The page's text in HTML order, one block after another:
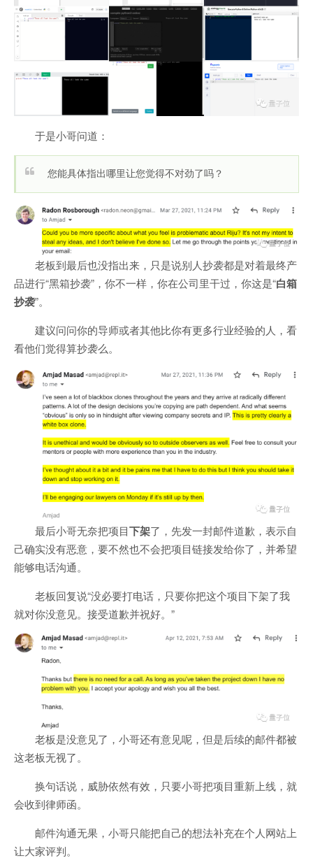
于是小哥问道：
您能具体指出哪里让您觉得不对劲了吗？
老板到最后也没指出来，只是说别人抄袭都是对着最终产
品进行“黑箱抄袭”，你不一样，你在公司里干过，你这是“白箱
抄袭”。
建议问问你的导师或者其他比你有更多行业经验的人，看
看他们觉得算抄袭么。
最后小哥无奈把项目下架了，先发一封邮件道歉，表示自
己确实没有恶意，要不然也不会把项目链接发给你了，并希望
能够电话沟通。
老板回复说“没必要打电话，只要你把这个项目下架了我
就对你没意见。接受道歉并祝好。”
老板是没意见了，小哥还有意见呢，但是后续的邮件都被
这老板无视了。
换句话说，威胁依然有效，只要小哥把项目重新上线，就
会收到律师函。
邮件沟通无果，小哥只能把自己的想法补充在个人网站上
让大家评判。